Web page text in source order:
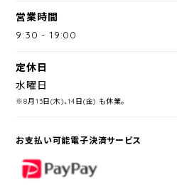
営業時間
9:30 -19:00
定休日
水曜日
※8月13日(木)、14日(金) も休業。
お支払い可能電子決済サービス
PayPay